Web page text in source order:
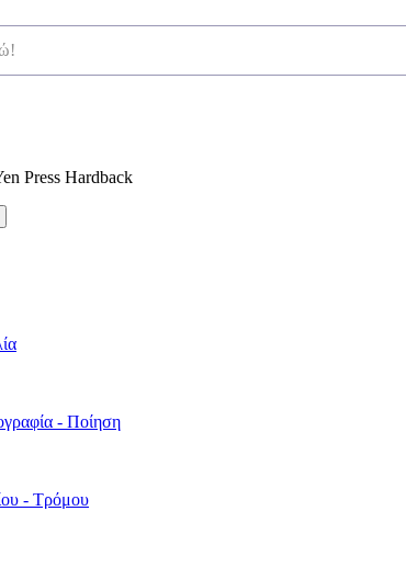
Press Hardback
- Ποίηση
- Τρόμου